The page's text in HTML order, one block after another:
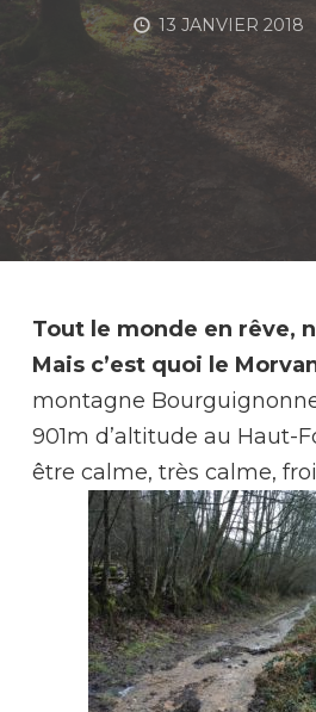
13 JANVIER 2018
Tout le monde en rêve,
Mais c’est quoi le
montagne
901m d’altitude au Haut-
être calme, très calme,